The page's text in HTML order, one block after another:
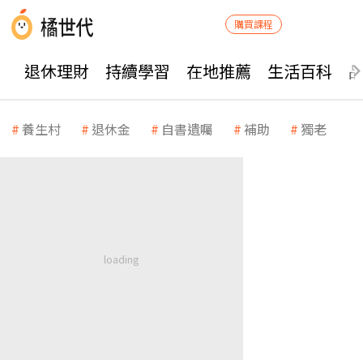
購買課程
退休理財 持續學習 在地推薦 生活百科
養生村 退休金 自書遺囑 補助 獨老